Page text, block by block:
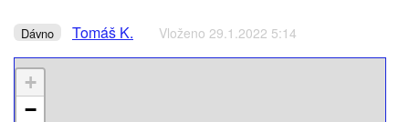
Dávno Tomáš K. Vloženo 29.1.2022 5:14
+
−